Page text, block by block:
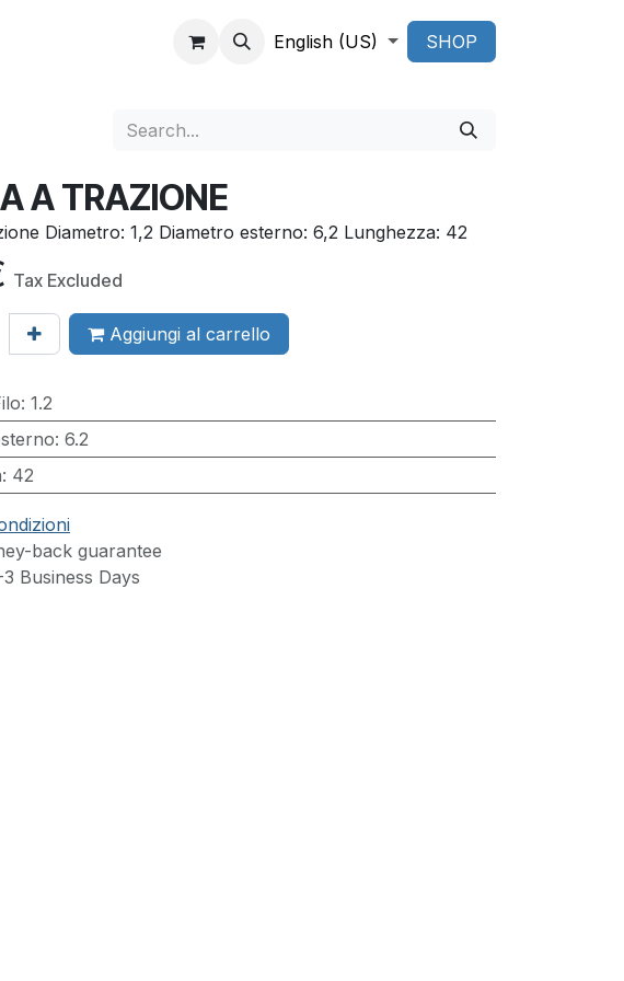
English (US) SHOP
A TRAZIONE
Diametro: 1,2 Diametro esterno: 6,2 Lunghezza: 42
Tax Excluded
Aggiungi al carrello
: 1.2
: 6.2
: 42
back guarantee
Business Days